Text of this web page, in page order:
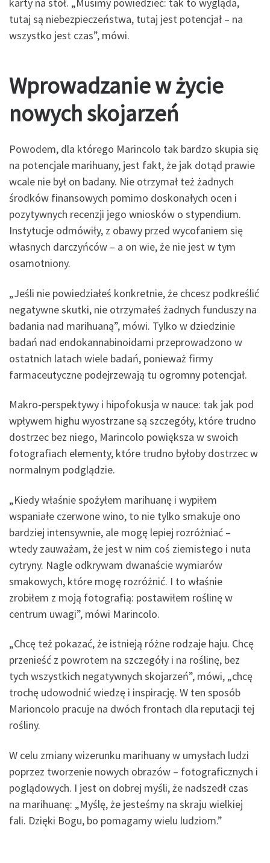
karty na stół. „Musimy powiedzieć: tak to wygląda,
tutaj są niebezpieczeństwa, tutaj jest potencjał – na
wszystko jest czas”, mówi.
Wprowadzanie w życie
nowych skojarzeń
Powodem, dla którego Marincolo tak bardzo skupia się
na potencjale marihuany, jest fakt, że jak dotąd prawie
wcale nie był on badany. Nie otrzymał też żadnych
środków finansowych pomimo doskonałych ocen i
pozytywnych recenzji jego wniosków o stypendium.
Instytucje odmówiły, z obawy przed wycofaniem się
własnych darczyńców – a on wie, że nie jest w tym
osamotniony.
„Jeśli nie powiedziałeś konkretnie, że chcesz podkreślić
negatywne skutki, nie otrzymałeś żadnych funduszy na
badania nad marihuaną”, mówi. Tylko w dziedzinie
badań nad endokannabinoidami przeprowadzono w
ostatnich latach wiele badań, ponieważ firmy
farmaceutyczne podejrzewają tu ogromny potencjał.
Makro-perspektywy i hipofokusja w nauce: tak jak pod
wpływem highu wyostrzane są szczegóły, które trudno
dostrzec bez niego, Marincolo powiększa w swoich
fotografiach elementy, które trudno byłoby dostrzec w
normalnym podglądzie.
„Kiedy właśnie spożyłem marihuanę i wypiłem
wspaniałe czerwone wino, to nie tylko smakuje ono
bardziej intensywnie, ale mogę lepiej rozróżniać –
wtedy zauważam, że jest w nim coś ziemistego i nuta
cytryny. Nagle odkrywam dwanaście wymiarów
smakowych, które mogę rozróżnić. I to właśnie
zrobiłem z moją fotografią: postawiłem roślinę w
centrum uwagi”, mówi Marincolo.
„Chcę też pokazać, że istnieją różne rodzaje haju. Chcę
przenieść z powrotem na szczegóły i na roślinę, bez
tych wszystkich negatywnych skojarzeń”, mówi, „chcę
trochę udowodnić wiedzę i inspirację. W ten sposób
Marioncolo pracuje na dwóch frontach dla reputacji tej
rośliny.
W celu zmiany wizerunku marihuany w umysłach ludzi
poprzez tworzenie nowych obrazów – fotograficznych i
poglądowych. I jest on dobrej myśli, że nadszedł czas
na marihuanę: „Myślę, że jesteśmy na skraju wielkiej
fali. Dzięki Bogu, bo pomagamy wielu ludziom.”